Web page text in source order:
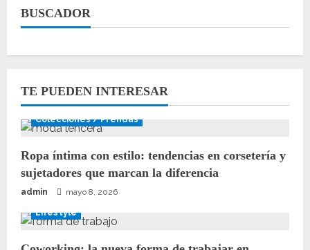
BUSCADOR
TE PUEDEN INTERESAR
Colecciones / Prendas
Ropa íntima con estilo: tendencias en corsetería y
sujetadores que marcan la diferencia
admin mayo 8, 2026
Lifestyle